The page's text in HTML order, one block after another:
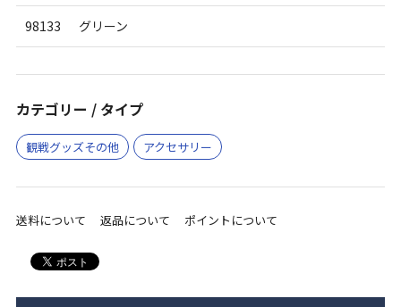
98133 グリーン
カテゴリー / タイプ
観戦グッズその他 アクセサリー
送料について 返品について ポイントについて